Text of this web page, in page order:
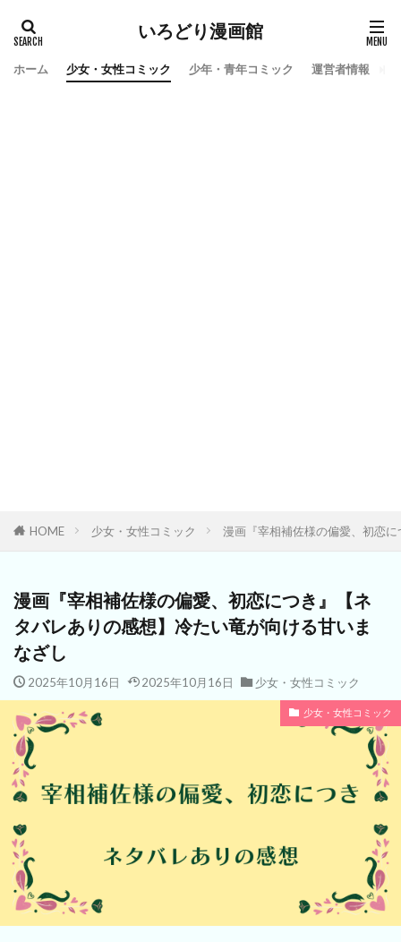
いろどり漫画館
ホーム 少女・女性コミック 少年・青年コミック 運営者情報
HOME 少女・女性コミック 漫画『宰相補佐様の偏愛、初恋
漫画『宰相補佐様の偏愛、初恋につき』【ネ
タバレありの感想】冷たい竜が向ける甘いま
なざし
2025年10月16日 2025年10月16日 少女・女性コミック
少女・女性コミック